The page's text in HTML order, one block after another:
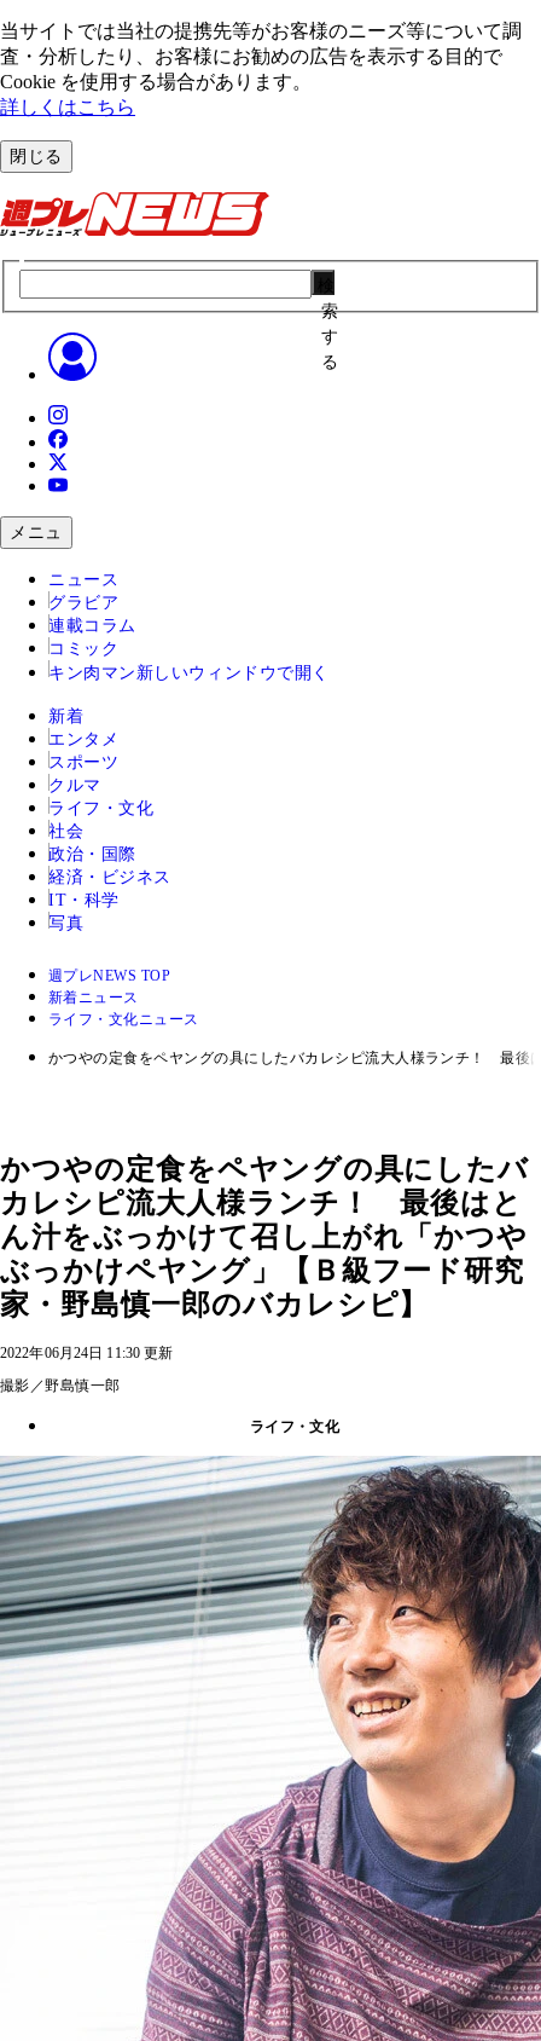
当サイトでは当社の提携先等がお客様のニーズ等について調
査・分析したり、お客様にお勧めの広告を表⽰する⽬的で
Cookie を使⽤する場合があります。
詳しくはこちら
閉じる
索
す
る
メニュ
ニュース
グラビア
連載コラム
コミック
キン肉マン 新しいウィンドウで開く
新着
エンタメ
スポーツ
クルマ
ライフ・文化
社会
政治・国際
経済・ビジネス
IT・科学
写真
週プレNEWS TOP
新着ニュース
ライフ・文化ニュース
かつやの定食をペヤングの具にしたバカレシピ流大人様ランチ！ 最後
かつやの定食をペヤングの具にしたバ
カレシピ流大人様ランチ！ 最後はと
ん汁をぶっかけて召し上がれ「かつや
ぶっかけペヤング」【Ｂ級フード研究
家・野島慎一郎のバカレシピ】
2022年06月24日 11:30 更新
撮影／野島慎一郎
ライフ・文化